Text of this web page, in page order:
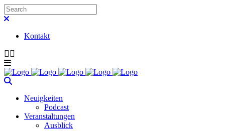
Kontakt
Neuigkeiten
Podcast
Veranstaltungen
Ausblick